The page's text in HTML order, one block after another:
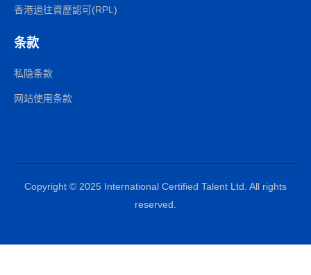
香港過往資歷認可(RPL)
条款
私隐条款
网站使用条款
Copyright © 2025 International Certified Talent Ltd. All rights
reserved.